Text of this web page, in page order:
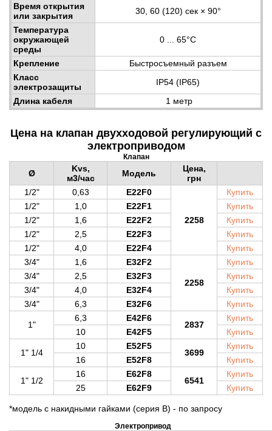
Время открытия
или закрытия
30, 60 (120) сек × 90°
Температура
окружающей
среды
0 ... 65°C
Крепление
Быстросъемный разъем
Класс
электрозащиты
IP54 (IP65)
Длина кабеля
1 метр
Цена на клапан двухходовой регулирующий с
электроприводом
Клапан
Ø
Kvs,
м3/час
Модель
Цена,
грн
1/2"
0,63 E22F0
2258
Купить
1/2"
1,0 E22F1
Купить
1/2"
1,6 E22F2
Купить
1/2"
2,5 E22F3
Купить
1/2"
4,0 E22F4
Купить
3/4"
1,6 E32F2
2258
Купить
3/4"
2,5 E32F3
Купить
3/4"
4,0 E32F4
Купить
3/4"
6,3 E32F6 Купить
1"
6,3 E42F6
2837
Купить
10
E42F5 Купить
1" 1/4
10 E52F5
3699
Купить
16
E52F8 Купить
1" 1/2
16 E62F8
6541
Купить
25
E62F9 Купить
*модель с накидными гайками (серия B) - по запросу
Электропривод